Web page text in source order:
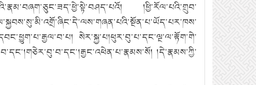
།ཕྱི་རོལ་པའི་གྲུབ་
སེར་སྐྱ་པ།ཕུར་བུ་པ་དང་ལྔ་ལ་རྟོག་གེ་
།དེ་རྣམས་ཀྱི་